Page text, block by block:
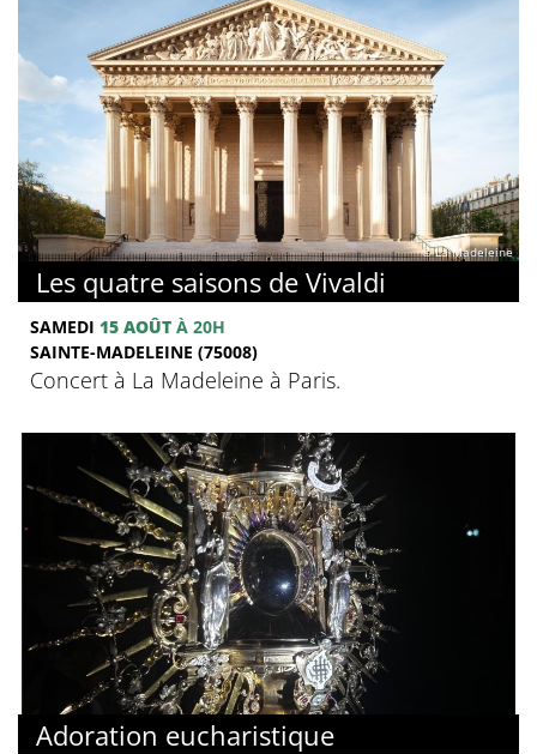
© La Madeleine
Les quatre saisons de Vivaldi
SAMEDI 15 AOÛT À 20H
SAINTE-MADELEINE (75008)
Concert à La Madeleine à Paris.
Adoration eucharistique